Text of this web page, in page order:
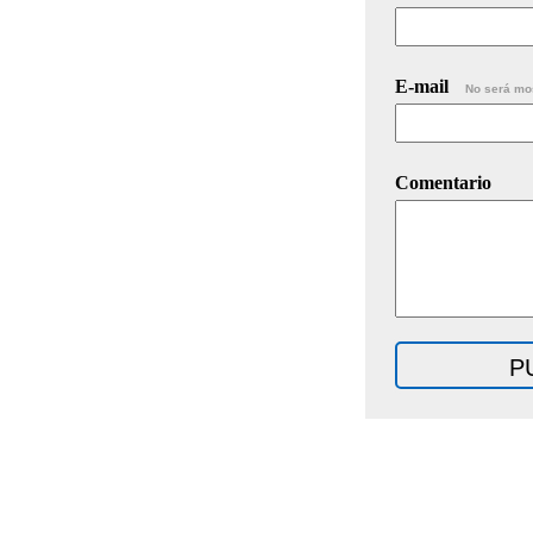
E-mail No será
Comentario